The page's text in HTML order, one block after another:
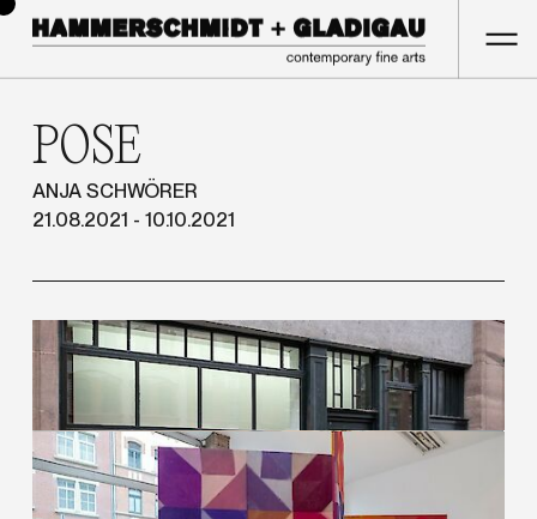
POSE
ANJA SCHWÖRER
21.08.2021 - 10.10.2021